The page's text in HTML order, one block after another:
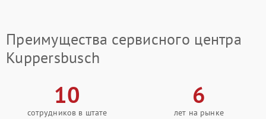
Преимущества сервисного центра
Kuppersbusch
10
сотрудников в штате
6
лет на рынке